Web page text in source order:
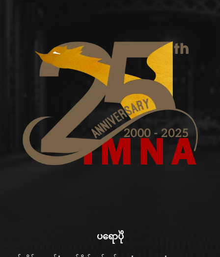
ပရောပိုဲ